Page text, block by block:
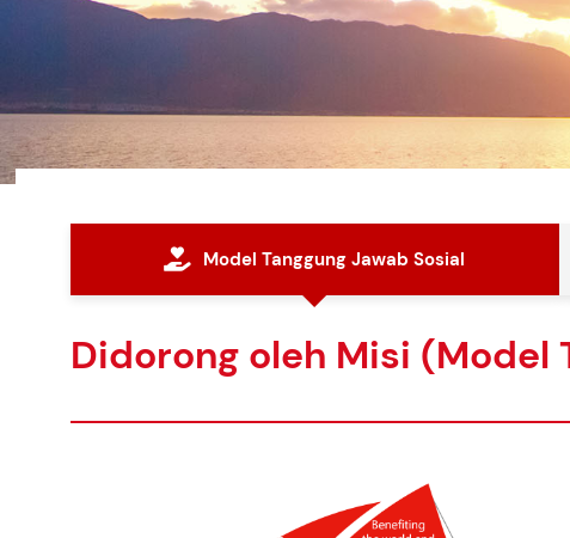
Model Tanggung Jawab Sosial
Didorong oleh Misi (Model